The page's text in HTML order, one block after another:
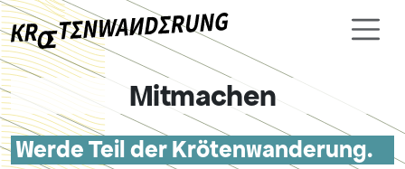
Mitmachen
Werde Teil der Krötenwanderung.